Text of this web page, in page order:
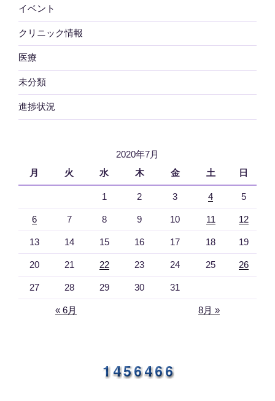
イベント
クリニック情報
医療
未分類
進捗状況
2020年7月
月
火 水 木 金 土 日
1 2 3 4 5
6 7 8 9 10 11 12
13 14 15 16 17 18 19
20 21 22 23 24 25 26
27 28 29 30 31
« 6月 8月 »